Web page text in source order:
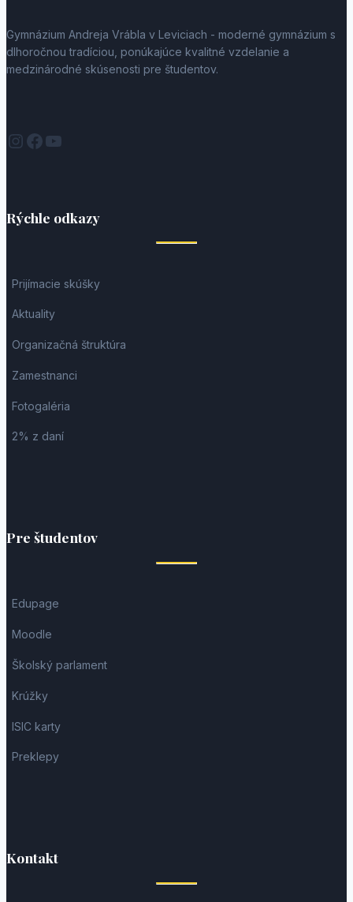
Gymnázium Andreja Vrábla v Leviciach - moderné gymnázium s
dlhoročnou tradíciou, ponúkajúce kvalitné vzdelanie a
medzinárodné skúsenosti pre študentov.
Instagram
Facebook
YouTube
Rýchle odkazy
Prijímacie skúšky
Aktuality
Organizačná štruktúra
Zamestnanci
Fotogaléria
2% z daní
Pre študentov
Edupage
Moodle
Školský parlament
Krúžky
ISIC karty
Preklepy
Kontakt